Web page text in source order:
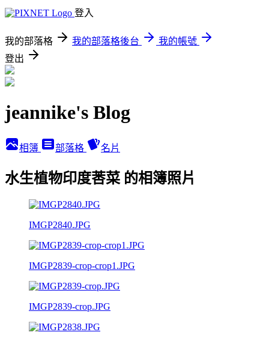
登入
我的部落格 我的部落格後台
我的帳號
登出
jeannike's Blog
相簿 部落格 名片
水生植物印度莕菜 的相簿照片
IMGP2840.JPG
IMGP2839-crop-crop1.JPG
IMGP2839-crop.JPG